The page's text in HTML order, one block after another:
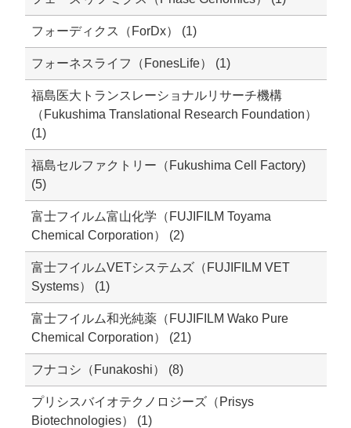
フォーディクス（ForDx） (1)
フォーネスライフ（FonesLife） (1)
福島医大トランスレーショナルリサーチ機構
（Fukushima Translational Research Foundation）
(1)
福島セルファクトリー（Fukushima Cell Factory)
(5)
富士フイルム富山化学（FUJIFILM Toyama
Chemical Corporation） (2)
富士フイルムVETシステムズ（FUJIFILM VET
Systems） (1)
富士フイルム和光純薬（FUJIFILM Wako Pure
Chemical Corporation） (21)
フナコシ（Funakoshi） (8)
プリシスバイオテクノロジーズ（Prisys
Biotechnologies） (1)